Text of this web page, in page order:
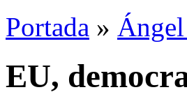
Portada »
EU,